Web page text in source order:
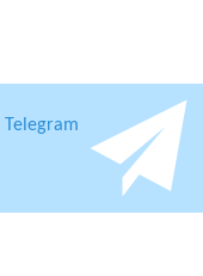
Telegram